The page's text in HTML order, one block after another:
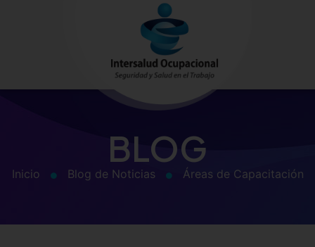
BLOG
Inicio Blog de Noticias Áreas de Capacitación